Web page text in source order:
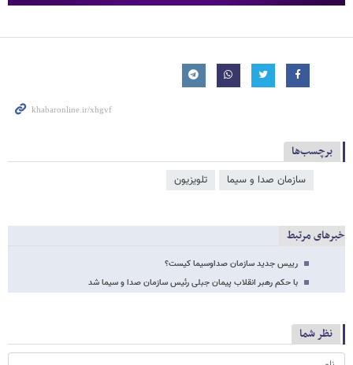
برچسب‌ها
سازمان صدا و سیما تلویزیون
خبرهای مرتبط
رییس‌ جدید سازمان صداوسیما کیست؟
با حکم رهبر انقلاب پیمان جبلی رئیس سازمان صدا و سیما شد
نظر شما